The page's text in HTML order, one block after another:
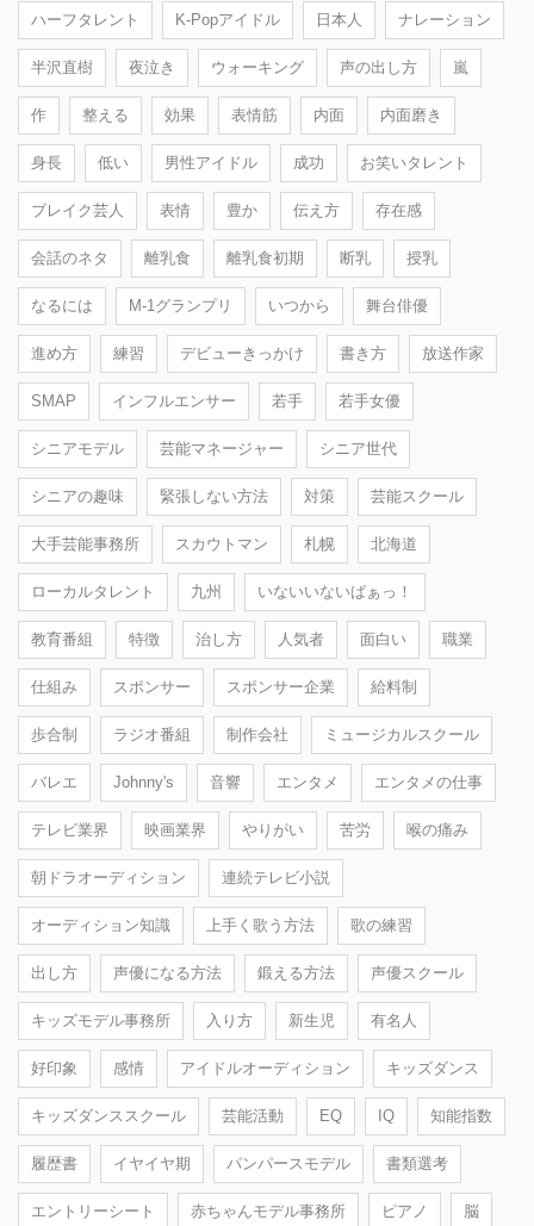
ハーフタレント K-Popアイドル 日本人 ナレーション
半沢直樹 夜泣き ウォーキング 声の出し方 嵐
作 整える 効果 表情筋 内面 内面磨き
身長 低い 男性アイドル 成功 お笑いタレント
ブレイク芸人 表情 豊か 伝え方 存在感
会話のネタ 離乳食 離乳食初期 断乳 授乳
なるには M-1グランプリ いつから 舞台俳優
進め方 練習 デビューきっかけ 書き方 放送作家
SMAP インフルエンサー 若手 若手女優
シニアモデル 芸能マネージャー シニア世代
シニアの趣味 緊張しない方法 対策 芸能スクール
大手芸能事務所 スカウトマン 札幌 北海道
ローカルタレント 九州 いないいないばぁっ！
教育番組 特徴 治し方 人気者 面白い 職業
仕組み スポンサー スポンサー企業 給料制
歩合制 ラジオ番組 制作会社 ミュージカルスクール
バレエ Johnny's 音響 エンタメ エンタメの仕事
テレビ業界 映画業界 やりがい 苦労 喉の痛み
朝ドラオーディション 連続テレビ小説
オーディション知識 上手く歌う方法 歌の練習
出し方 声優になる方法 鍛える方法 声優スクール
キッズモデル事務所 入り方 新生児 有名人
好印象 感情 アイドルオーディション キッズダンス
キッズダンススクール 芸能活動 EQ IQ 知能指数
履歴書 イヤイヤ期 パンパースモデル 書類選考
エントリーシート 赤ちゃんモデル事務所 ピアノ 脳